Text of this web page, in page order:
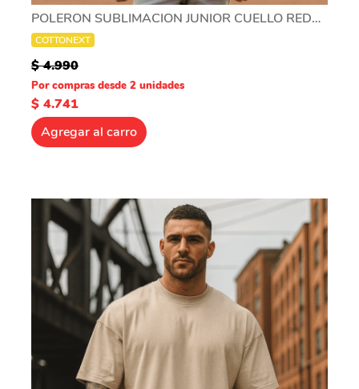
POLERON SUBLIMACION JUNIOR CUELLO REDONDO
COTTONEXT
$ 4.990
Por compras desde 2 unidades
$ 4.741
Agregar al carro